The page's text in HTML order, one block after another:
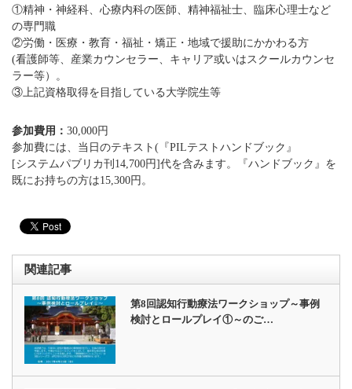
①精神・神経科、心療内科の医師、精神福祉士、臨床心理士など
の専門職
②労働・医療・教育・福祉・矯正・地域で援助にかかわる方
(看護師等、産業カウンセラー、キャリア或いはスクールカウンセ
ラー等）。
③上記資格取得を目指している大学院生等
参加費用： 30,000円
参加費には、当日のテキスト(『PILテストハンドブック』
[システムパブリカ刊14,700円]代を含みます。『ハンドブック』を
既にお持ちの方は15,300円。
関連記事
第8回認知行動療法ワークショップ～事例
検討とロールプレイ①～のご…